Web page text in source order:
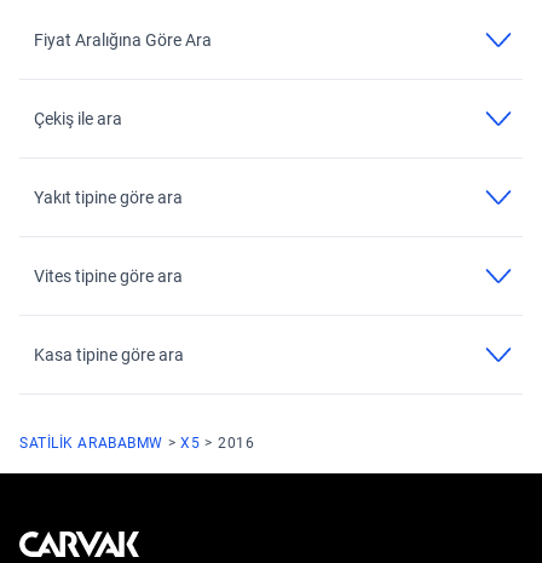
Fiyat Aralığına Göre Ara
Çekiş ile ara
Yakıt tipine göre ara
Vites tipine göre ara
Kasa tipine göre ara
SATILIK ARABABMW X5 2016
Kavak